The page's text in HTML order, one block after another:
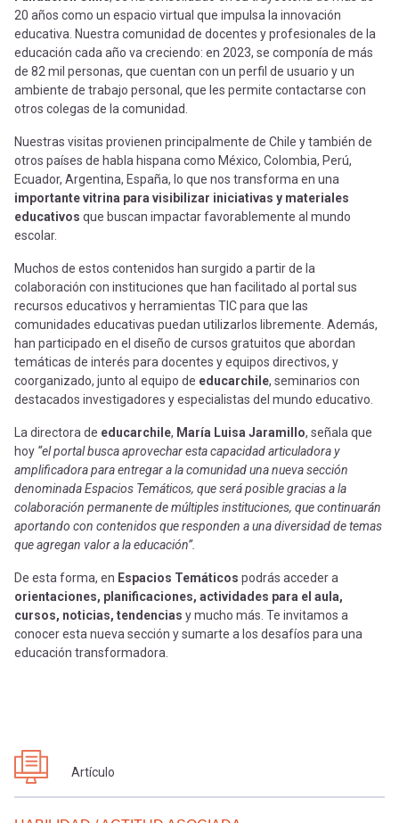
20 años como un espacio virtual que impulsa la innovación
educativa. Nuestra comunidad de docentes y profesionales de la
educación cada año va creciendo: en 2023, se componía de más
de 82 mil personas, que cuentan con un perfil de usuario y un
ambiente de trabajo personal, que les permite contactarse con
otros colegas de la comunidad.
Nuestras visitas provienen principalmente de Chile y también de
otros países de habla hispana como México, Colombia, Perú,
Ecuador, Argentina, España, lo que nos transforma en una
importante vitrina para visibilizar iniciativas y materiales
educativos que buscan impactar favorablemente al mundo
escolar.
Muchos de estos contenidos han surgido a partir de la
colaboración con instituciones que han facilitado al portal sus
recursos educativos y herramientas TIC para que las
comunidades educativas puedan utilizarlos libremente. Además,
han participado en el diseño de cursos gratuitos que abordan
temáticas de interés para docentes y equipos directivos, y
coorganizado, junto al equipo de educarchile, seminarios con
destacados investigadores y especialistas del mundo educativo.
La directora de educarchile, María Luisa Jaramillo, señala que
hoy “el portal busca aprovechar esta capacidad articuladora y
amplificadora para entregar a la comunidad una nueva sección
denominada Espacios Temáticos, que será posible gracias a la
colaboración permanente de múltiples instituciones, que continuarán
aportando con contenidos que responden a una diversidad de temas
que agregan valor a la educación”.
De esta forma, en Espacios Temáticos podrás acceder a
orientaciones, planificaciones, actividades para el aula,
cursos, noticias, tendencias y mucho más. Te invitamos a
conocer esta nueva sección y sumarte a los desafíos para una
educación transformadora.
Artículo